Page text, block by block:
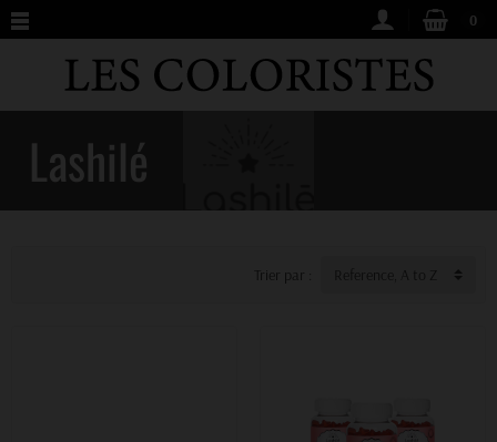
0
Lashilé
Trier par : Reference, A to Z